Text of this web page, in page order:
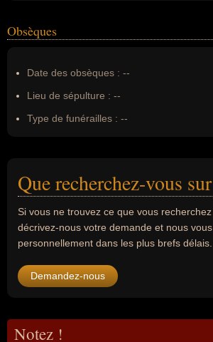
Obsèques
Date des obsèques : --
Lieu de sépulture : --
Type de funérailles : --
Que recherchez-vous
Si vous ne trouvez ce que vous recherchez
décrivez-nous votre demande et nous
personnellement dans les plus brefs délais.
Demandez-nous
Notez !